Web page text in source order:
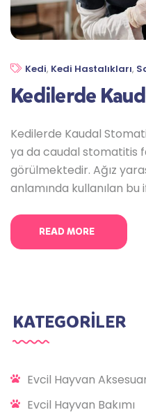
Kedilerde
Kedi, Kedi Hastalıkları,
Kedilerde Kaudal
ya da caudal stomatitis
görülmektedir. Ağız
anlamında kullanılan bu
Kedinizin ağzında yara
bakılmadıysa kısa
READ MORE
KATEGORİLER
Evcil Hayvan
Evcil Hayvan Bakımı